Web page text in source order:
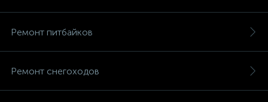
Ремонт питбайков
Ремонт снегоходов